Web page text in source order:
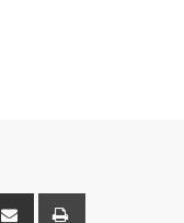
Share